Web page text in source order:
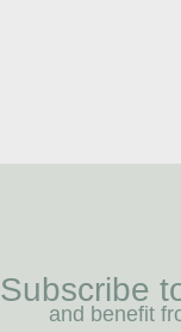
Subscribe
and benefit